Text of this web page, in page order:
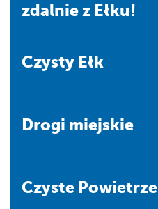
zdalnie z Ełku!
Czysty Ełk
Drogi miejskie
Czyste Powietrze